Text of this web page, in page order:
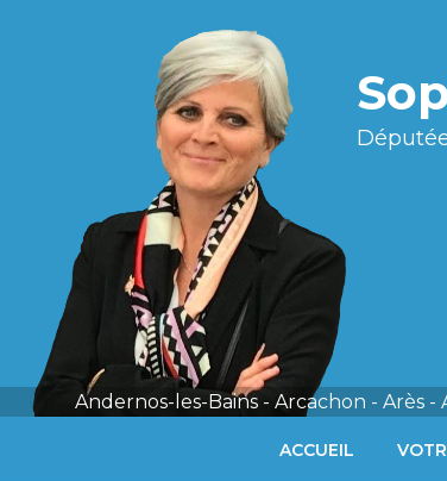
Andernos-les-Bains - Arcachon - Arès
ACCUEIL